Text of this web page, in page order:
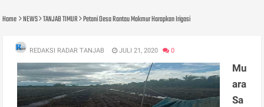
Home NEWS TANJAB TIMUR Petani Desa Rantau Makmur Harapkan Irigasi
REDAKSI RADAR TANJAB JULI 21, 2020 0
Mu
ara
Sa